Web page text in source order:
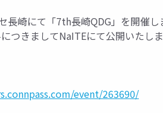
崎にて「7th長崎QDG」を開催し
つきましてNaITEにて公開いたし
event/263690/